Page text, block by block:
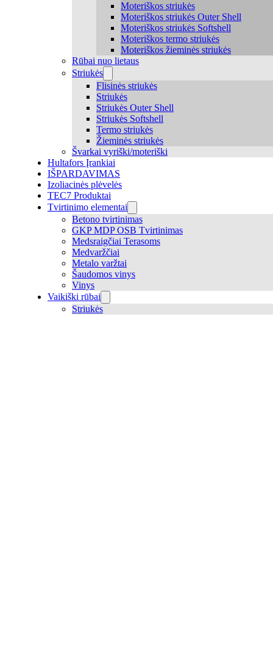
Moteriškos striukės
Moteriškos striukės Outer Shell
Moteriškos striukės Softshell
Moteriškos termo striukės
Moteriškos žieminės striukės
Rūbai nuo lietaus
Striukės
Flisinės striukės
Striukės
Striukės Outer Shell
Striukės Softshell
Termo striukės
Žieminės striukės
Švarkai vyriški/moteriški
Hultafors Įrankiai
IŠPARDAVIMAS
Izoliacinės plėvelės
TEC7 Produktai
Tvirtinimo elementai
Betono tvirtinimas
GKP MDP OSB Tvirtinimas
Medsraigčiai Terasoms
Medvaržčiai
Metalo varžtai
Šaudomos vinys
Vinys
Vaikiški rūbai
Striukės